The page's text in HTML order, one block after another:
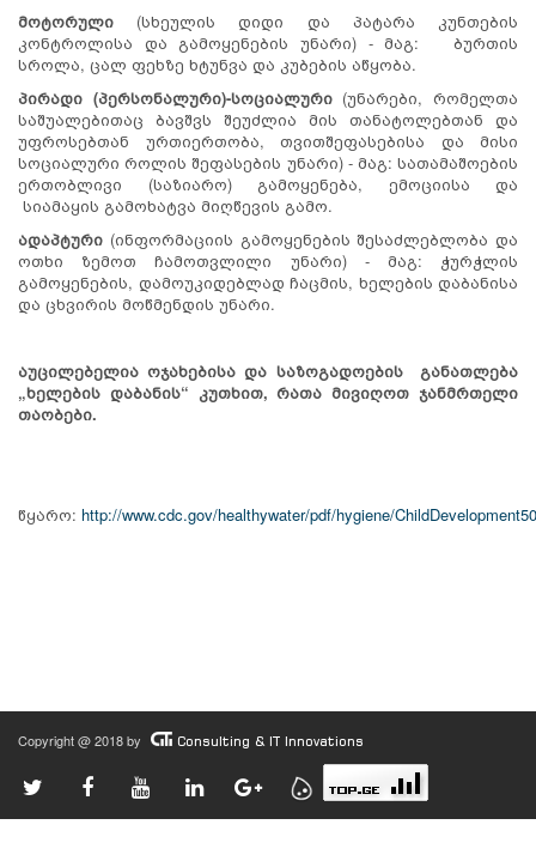
მოტორული (სხეულის დიდი და პატარა კუნთების
კონტროლისა და გამოყენების უნარი) - მაგ: ბურთის
სროლა, ცალ ფეხზე ხტუნვა და კუბების აწყობა.
პირადი (პერსონალური)-სოციალური(უნარები, რომელთა
საშუალებითაც ბავშვს შეუძლია მის თანატოლებთან და
უფროსებთან ურთიერთობა, თვითშეფასებისა და მისი
სოციალური როლის შეფასების უნარი) - მაგ: სათამაშოების
ერთობლივი (საზიარო) გამოყენება, ემოციისა და
სიამაყის გამოხატვა მიღწევის გამო.
ადაპტური (ინფორმაციის გამოყენების შესაძლებლობა და
ოთხი ზემოთ ჩამოთვლილი უნარი) - მაგ: ჭურჭლის
გამოყენების, დამოუკიდებლად ჩაცმის, ხელების დაბანისა
და ცხვირის მოწმენდის უნარი.
აუცილებელია ოჯახებისა და საზოგადოების განათლება
„ხელების დაბანის“ კუთხით, რათა მივიღოთ ჯანმრთელი
თაობები.
წყარო: http://www.cdc.gov/healthywater/pdf/hygiene/ChildDevelopment
Copyright @ 2018 by Consulting & IT Innovations